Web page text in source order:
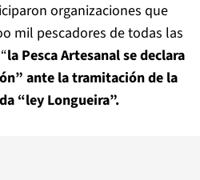
organizaciones que
mil pescadores de todas las
la Pesca Artesanal se declara
ante la tramitación de la
“ley Longueira”.